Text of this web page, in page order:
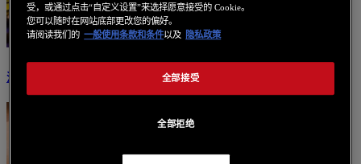
流媒体
受，或通过点击“自定义设置”来选择愿意接受的 Cookie。
您可以随时在网站底部更改您的偏好。
请阅读我们的 一般使用条款和条件以及 隐私政策
全部拒绝
全部接受